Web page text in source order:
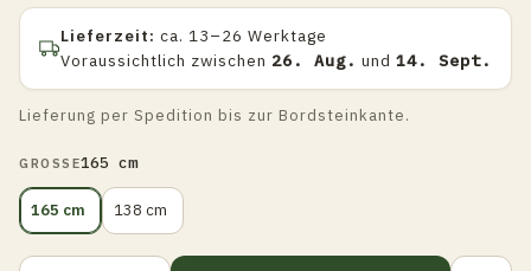
Lieferzeit: ca. 13–26 Werktage
Voraussichtlich zwischen 26. Aug. und 14. Sept.
Lieferung per Spedition bis zur Bordsteinkante.
GROSSE165 cm
165 cm 138 cm